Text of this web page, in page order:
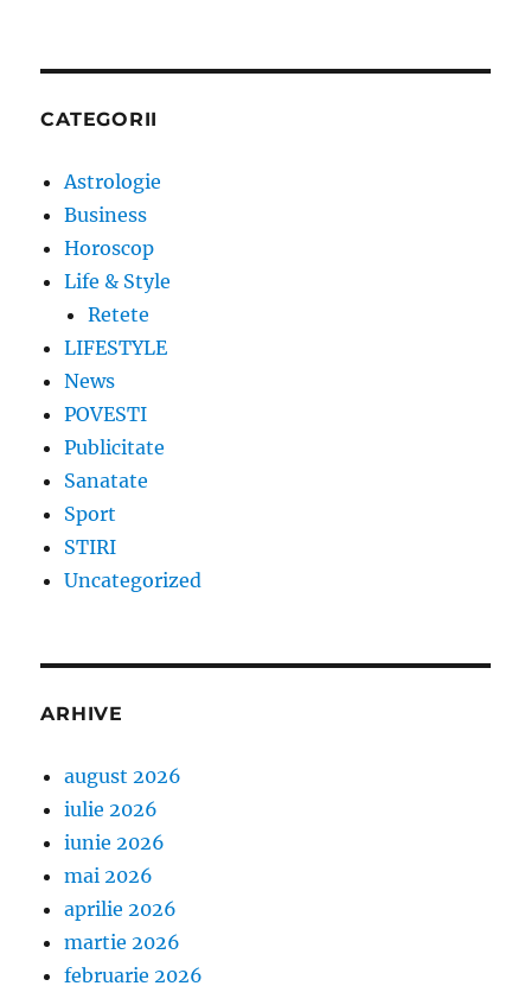
CATEGORII
Astrologie
Business
Horoscop
Life & Style
Retete
LIFESTYLE
News
POVESTI
Publicitate
Sanatate
Sport
STIRI
Uncategorized
ARHIVE
august 2026
iulie 2026
iunie 2026
mai 2026
aprilie 2026
martie 2026
februarie 2026